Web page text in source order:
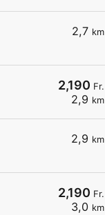
2,7 km
2,190 Fr.
2,9 km
2,9 km
2,190 Fr.
3,0 km